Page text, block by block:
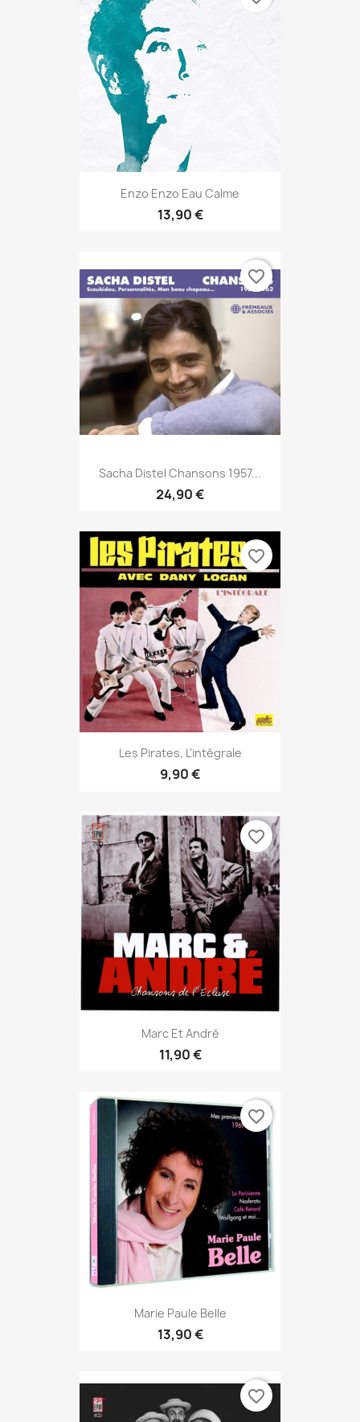
Enzo Enzo Eau Calme
13,90 €
Sacha Distel Chansons 1957...
24,90 €
favorite_border
Les Pirates, L'intégrale
9,90 €
favorite_border
Marc Et André
11,90 €
favorite_border
Marie Paule Belle
13,90 €
favorite_border
favorite_border